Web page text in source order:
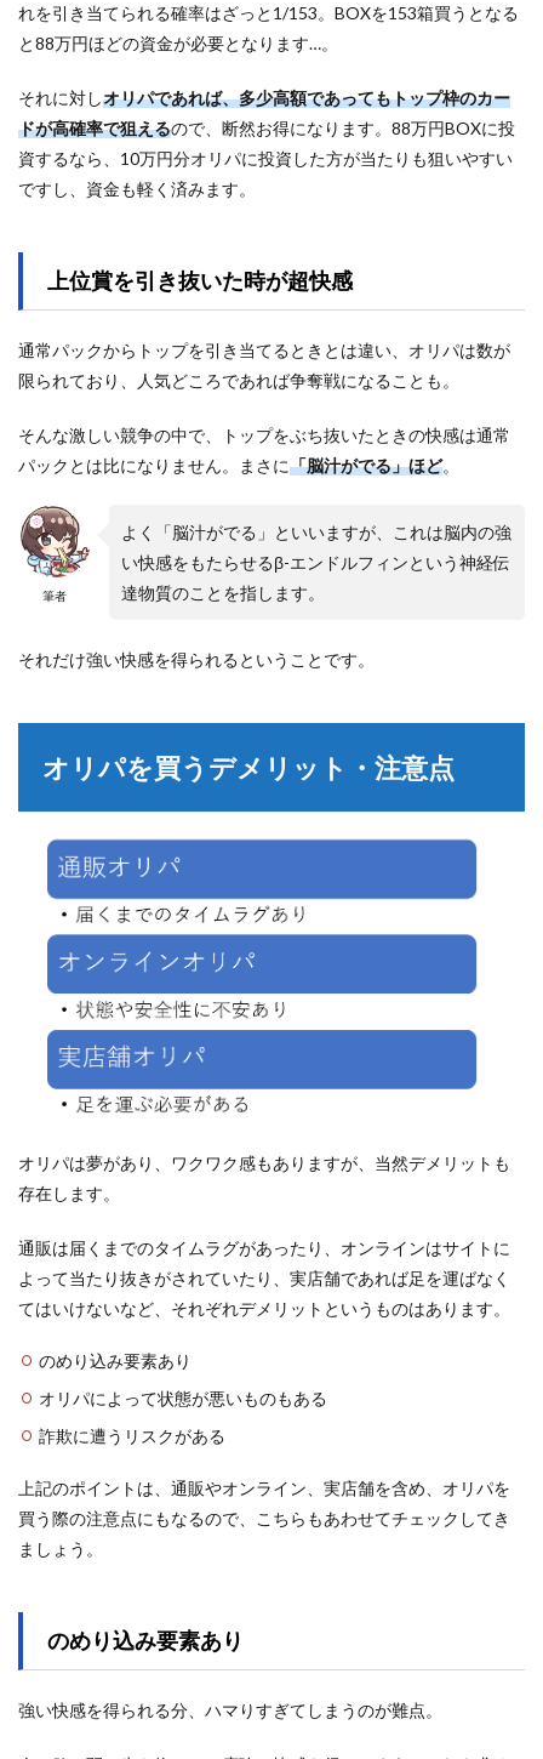
れを引き当てられる確率はざっと1/153。BOXを153箱買うとなる
と88万円ほどの資金が必要となります…。
それに対しオリパであれば、多少高額であってもトップ枠のカー
ドが高確率で狙えるので、断然お得になります。88万円BOXに投
資するなら、10万円分オリパに投資した方が当たりも狙いやすい
ですし、資金も軽く済みます。
上位賞を引き抜いた時が超快感
通常パックからトップを引き当てるときとは違い、オリパは数が
限られており、人気どころであれば争奪戦になることも。
そんな激しい競争の中で、トップをぶち抜いたときの快感は通常
パックとは比になりません。まさに「脳汁がでる」ほど。
筆者
よく「脳汁がでる」といいますが、これは脳内の強
い快感をもたらせるβ-エンドルフィンという神経伝
達物質のことを指します。
それだけ強い快感を得られるということです。
オリパを買うデメリット・注意点
オリパは夢があり、ワクワク感もありますが、当然デメリットも
存在します。
通販は届くまでのタイムラグがあったり、オンラインはサイトに
よって当たり抜きがされていたり、実店舗であれば足を運ばなく
てはいけないなど、それぞれデメリットというものはあります。
のめり込み要素あり
オリパによって状態が悪いものもある
詐欺に遭うリスクがある
上記のポイントは、通販やオンライン、実店舗を含め、オリパを
買う際の注意点にもなるので、こちらもあわせてチェックしてき
ましょう。
のめり込み要素あり
強い快感を得られる分、ハマりすぎてしまうのが難点。